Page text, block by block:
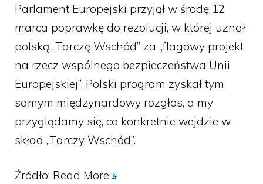
Parlament Europejski przyjął w środę 12
marca poprawkę do rezolucji, w której uznał
polską „Tarczę Wschód” za „flagowy projekt
na rzecz wspólnego bezpieczeństwa Unii
Europejskiej”. Polski program zyskał tym
samym międzynardowy rozgłos, a my
przyglądamy się, co konkretnie wejdzie w
skład „Tarczy Wschód”.
Źródło: Read More